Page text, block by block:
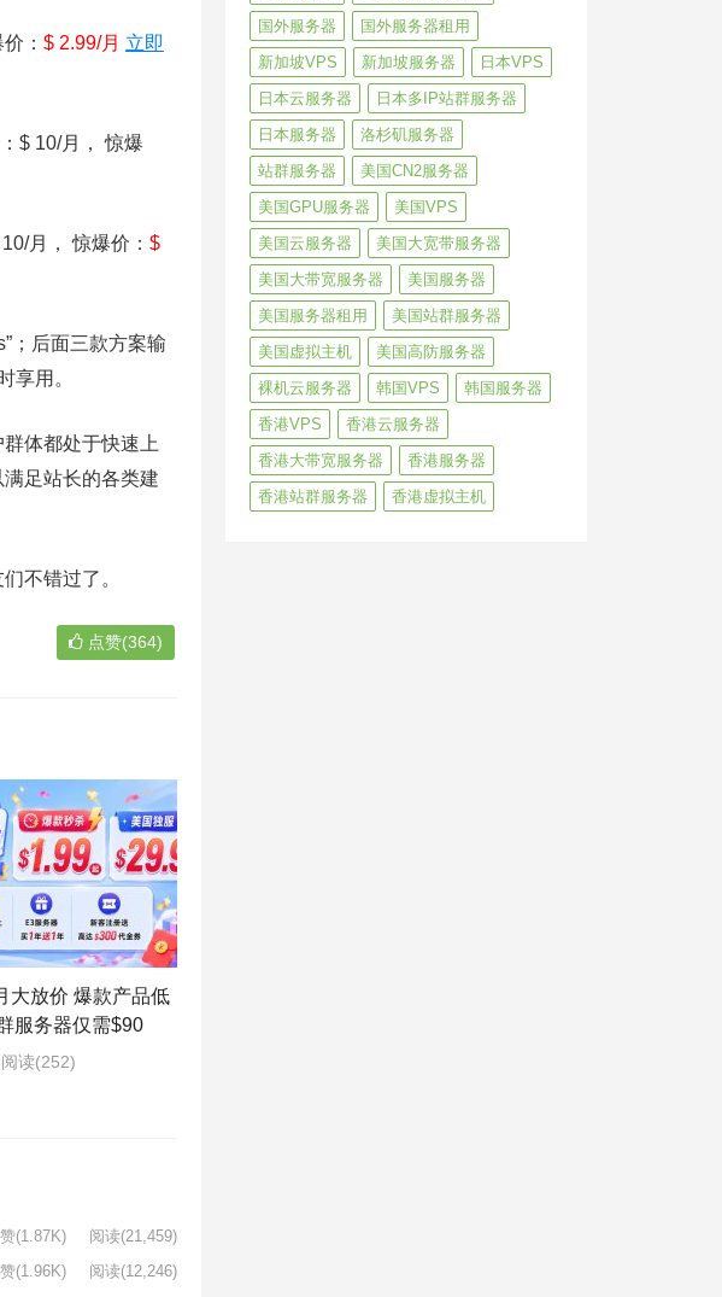
： $ 2.99/月 立即
$ 10/月， 惊爆
月， 惊爆价： $
；后面三款方案输
享用。
体都处于快速上
足站长的各类建
不错过了。
点赞(364)
大放价 爆款产品低
服务器仅需$90
阅读(252)
(1.87K) 阅读(21,459)
(1.96K) 阅读(12,246)
国外服务器
国外服务器租用
新加坡VPS
新加坡服务器
日本VPS
日本云服务器
日本多IP站群服务器
日本服务器
洛杉矶服务器
站群服务器
美国CN2服务器
美国GPU服务器
美国VPS
美国云服务器
美国大宽带服务器
美国大带宽服务器
美国服务器
美国服务器租用
美国站群服务器
美国虚拟主机
美国高防服务器
裸机云服务器
韩国VPS
韩国服务器
香港VPS
香港云服务器
香港大带宽服务器
香港服务器
香港站群服务器
香港虚拟主机